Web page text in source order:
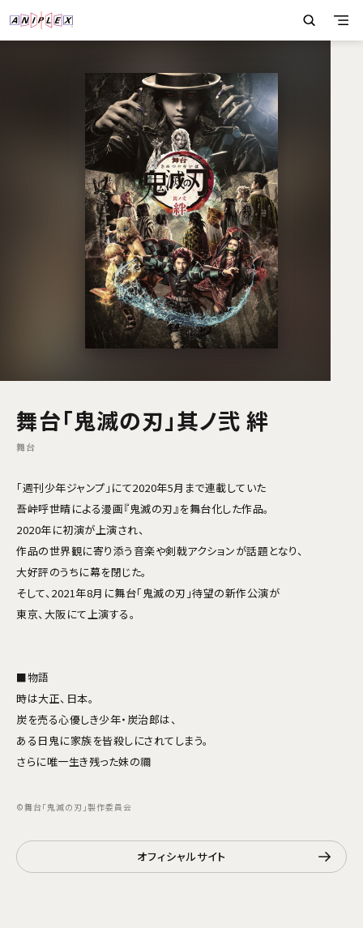
舞台「鬼滅の刃」其ノ弐 絆
舞台
「週刊少年ジャンプ」にて2020年5月まで連載していた
吾峠呼世晴による漫画『鬼滅の刃』を舞台化した作品。
2020年に初演が上演され、
作品の世界観に寄り添う音楽や剣戟アクションが話題となり、
大好評のうちに幕を閉じた。
そして、2021年8月に舞台「鬼滅の刃」待望の新作公演が
東京、大阪にて上演する。
■物語
時は大正、日本。
炭を売る心優しき少年・炭治郎は、
ある日鬼に家族を皆殺しにされてしまう。
さらに唯一生き残った妹の禰
©舞台「鬼滅の刃」製作委員会
オフィシャルサイト